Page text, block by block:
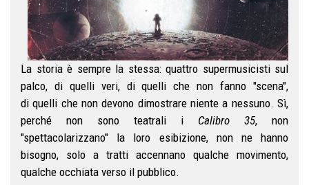
La storia è sempre la stessa: quattro supermusicisti sul
palco, di quelli veri, di quelli che non fanno "scena",
di quelli che non devono dimostrare niente a nessuno. Sì,
perché non sono teatrali i Calibro 35, non
"spettacolarizzano" la loro esibizione, non ne hanno
bisogno, solo a tratti accennano qualche movimento,
qualche occhiata verso il pubblico.